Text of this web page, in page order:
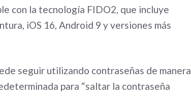
con la tecnología FIDO2, que incluye
iOS 16, Android 9 y versiones más
seguir utilizando contraseñas de manera
para “saltar la contraseña